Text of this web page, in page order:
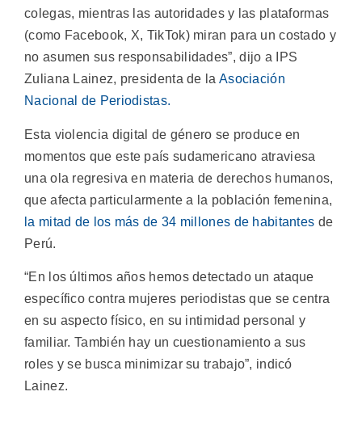
colegas, mientras las autoridades y las plataformas
(como Facebook, X, TikTok) miran para un costado y
no asumen sus responsabilidades”, dijo a IPS
Zuliana Lainez, presidenta de la Asociación
Nacional de Periodistas.
Esta violencia digital de género se produce en
momentos que este país sudamericano atraviesa
una ola regresiva en materia de derechos humanos,
que afecta particularmente a la población femenina,
la mitad de los más de 34 millones de habitantes de
Perú.
“En los últimos años hemos detectado un ataque
específico contra mujeres periodistas que se centra
en su aspecto físico, en su intimidad personal y
familiar. También hay un cuestionamiento a sus
roles y se busca minimizar su trabajo”, indicó
Lainez.